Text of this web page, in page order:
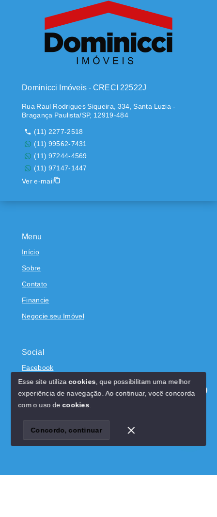
Olá! Estamos disponíveis para te ajudar.
Menu
Início
Sobre
Contato
Financie
Negocie seu Imóvel
Social
Facebook
© Copyright 2026 - Dominicci Imóveis - CRECI 22522J -
SITE PARA IMOBILIARIA
Dominicci Imóveis - CRECI 22522J
Rua Raul Rodrigues Siqueira, 334, Santa Luzia -
Bragança Paulista/SP, 12919-484
(11) 2277-2518
(11) 99562-7431
(11) 97244-4569
(11) 97147-1447
Ver e-mail
Esse site utilizacookies , que possibilitam uma melhor
experiência de navegação. Ao continuar, você concorda
com o uso decookies
Concordo, continuar